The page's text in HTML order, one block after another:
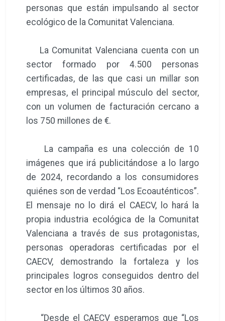
personas que están impulsando al sector
ecológico de la Comunitat Valenciana.
La Comunitat Valenciana cuenta con un
sector formado por 4.500 personas
certificadas, de las que casi un millar son
empresas, el principal músculo del sector,
con un volumen de facturación cercano a
los 750 millones de €.
La campaña es una colección de 10
imágenes que irá publicitándose a lo largo
de 2024, recordando a los consumidores
quiénes son de verdad “Los Ecoauténticos”.
El mensaje no lo dirá el CAECV, lo hará la
propia industria ecológica de la Comunitat
Valenciana a través de sus protagonistas,
personas operadoras certificadas por el
CAECV, demostrando la fortaleza y los
principales logros conseguidos dentro del
sector en los últimos 30 años.
“Desde el CAECV esperamos que “Los